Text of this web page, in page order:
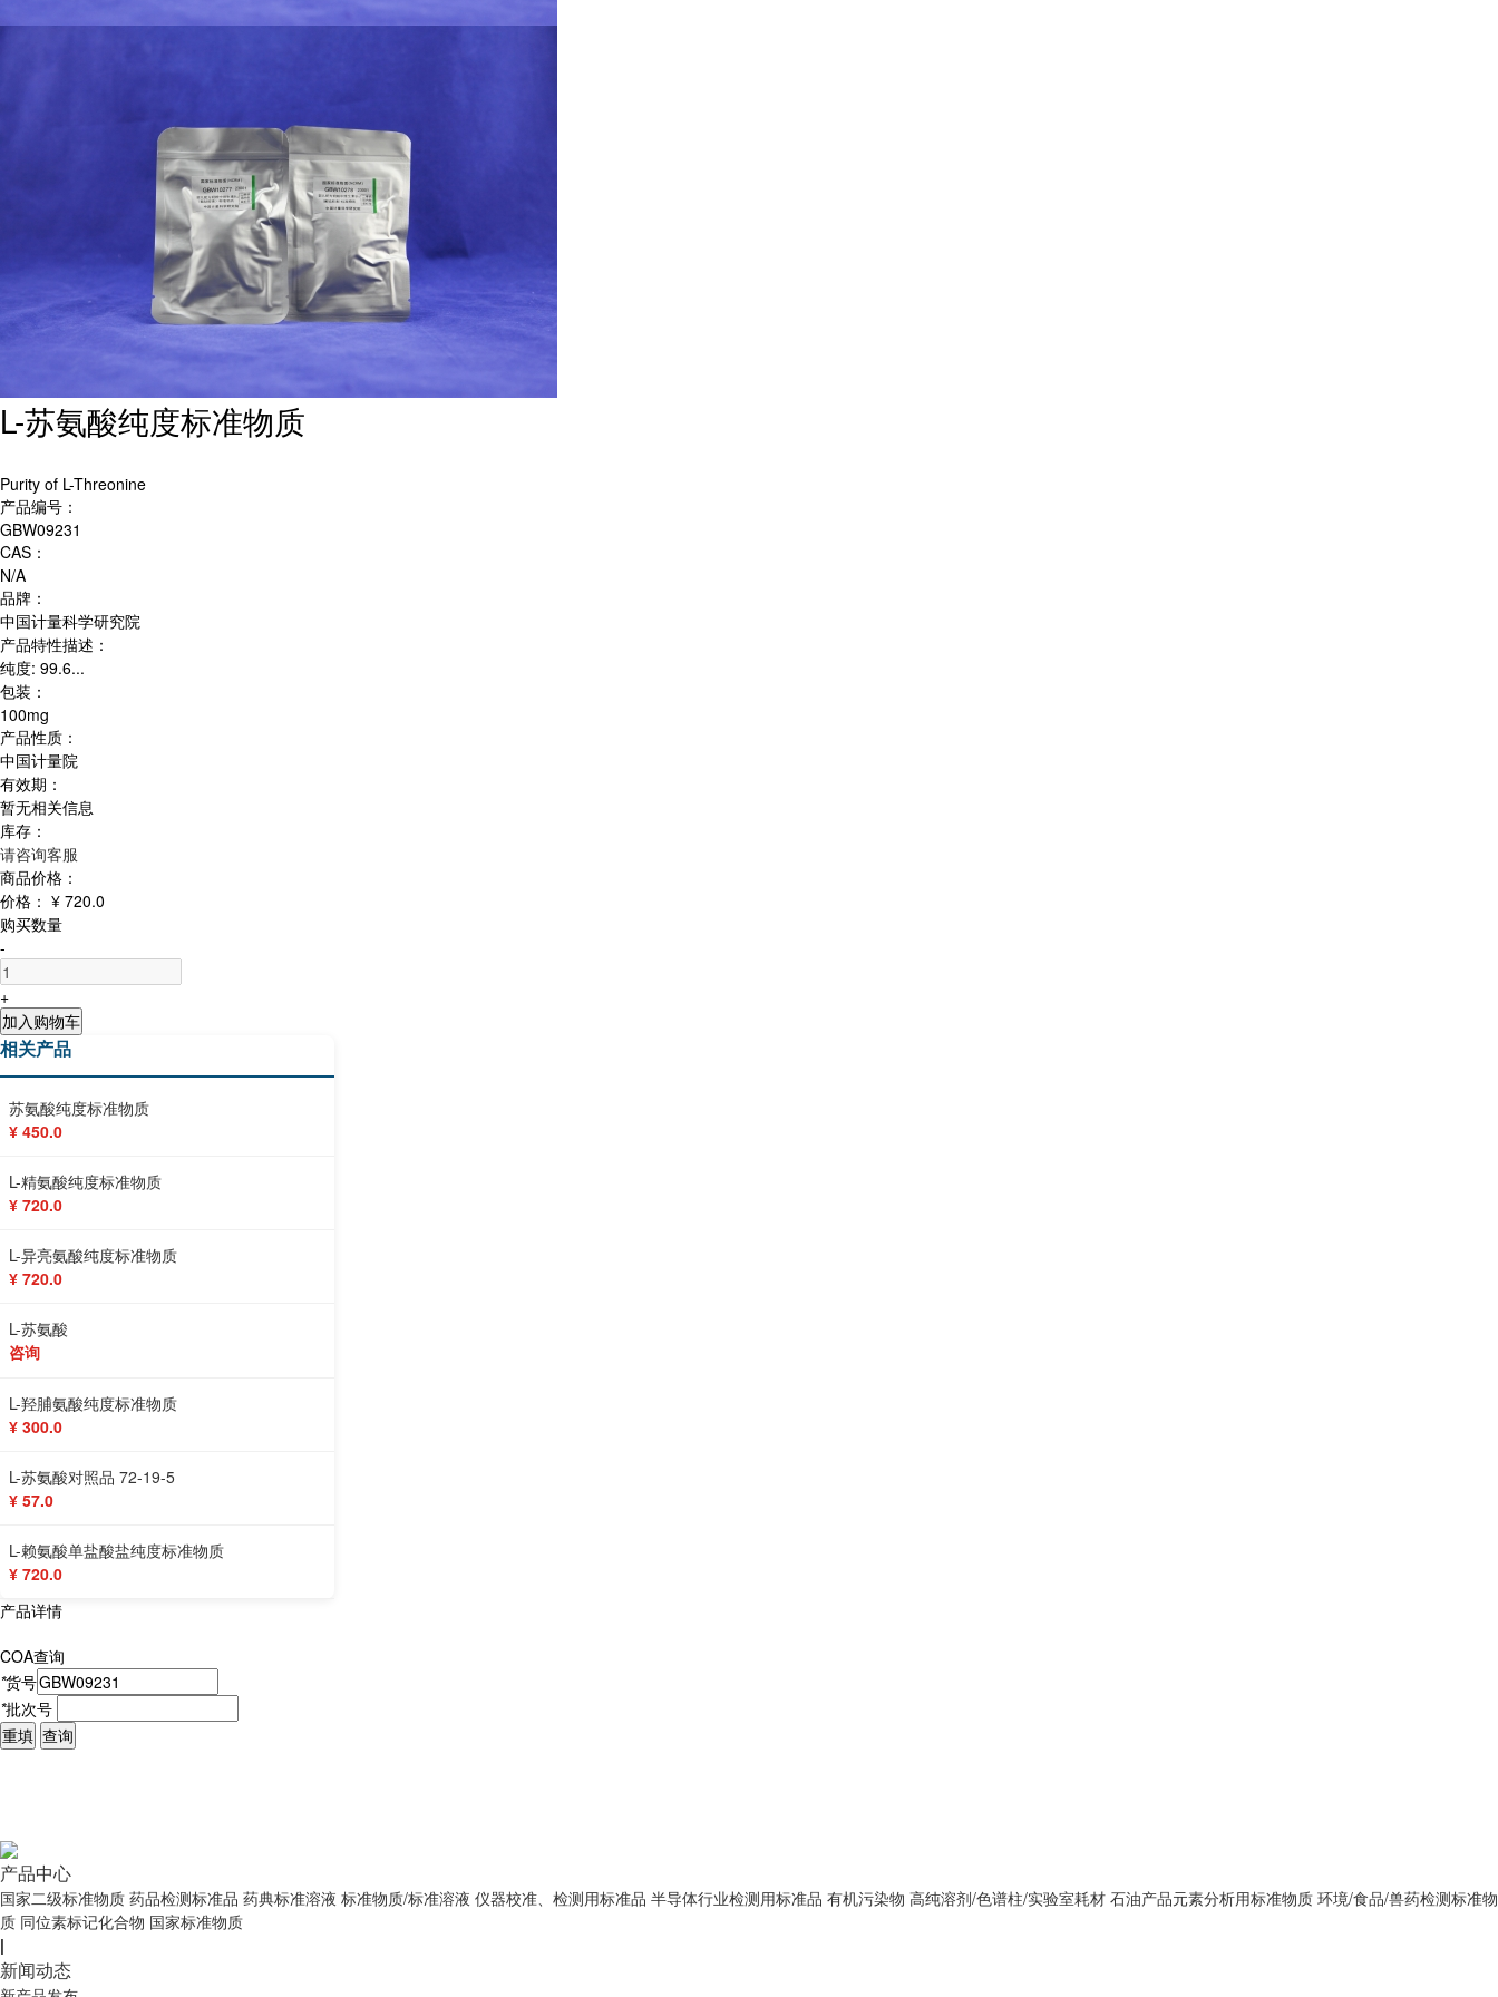
L-苏氨酸纯度标准物质
Purity of L-Threonine
产品编号：
GBW09231
CAS：
N/A
品牌：
中国计量科学研究院
产品特性描述：
纯度: 99.6...
包装：
100mg
产品性质：
中国计量院
有效期：
暂无相关信息
库存：
请咨询客服
商品价格：
价格： ¥ 720.0
购买数量
-
+
加入购物车
相关产品
苏氨酸纯度标准物质
¥ 450.0
L-精氨酸纯度标准物质
¥ 720.0
L-异亮氨酸纯度标准物质
¥ 720.0
L-苏氨酸
咨询
L-羟脯氨酸纯度标准物质
¥ 300.0
L-苏氨酸对照品 72-19-5
¥ 57.0
L-赖氨酸单盐酸盐纯度标准物质
¥ 720.0
产品详情
COA查询
*货号
*批次号
重填 查询
产品中心
国家二级标准物质 药品检测标准品 药典标准溶液 标准物质/标准溶液 仪器校准、检测用标准品 半导体行业检测用标准品 有机污染物 高纯溶剂/色谱柱/实验室耗材 石油产品元素分析用标准物质 环境/食品/兽药检测标准物
质 同位素标记化合物 国家标准物质
|
新闻动态